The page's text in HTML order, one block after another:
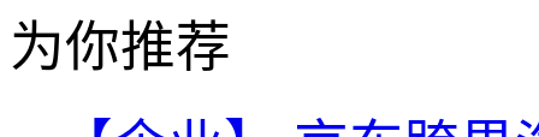
为你推荐